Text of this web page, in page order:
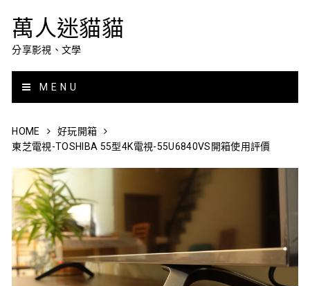
萬人迷貓貓
分享影視、文學
MENU
HOME
好玩開箱
東芝電視-TOSHIBA 55型4K電視-55U6840VS開箱使用評價